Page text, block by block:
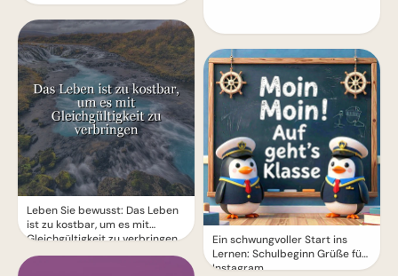
Leben Sie bewusst: Das Leben
ist zu kostbar, um es mit
Gleichgültigkeit zu verbringen
Ein schwungvoller Start ins
Lernen: Schulbeginn Grüße für
Instagram